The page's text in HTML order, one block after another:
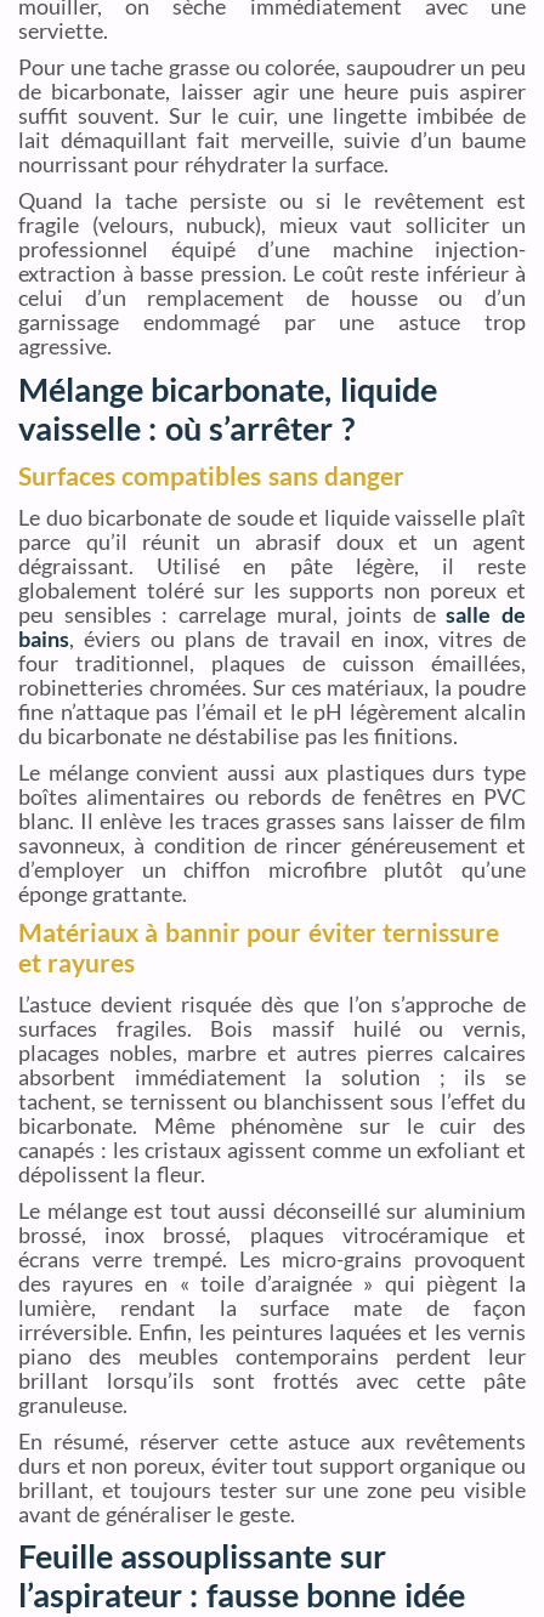
mouiller, on sèche immédiatement avec une
serviette.
Pour une tache grasse ou colorée, saupoudrer un peu
de bicarbonate, laisser agir une heure puis aspirer
suffit souvent. Sur le cuir, une lingette imbibée de
lait démaquillant fait merveille, suivie d’un baume
nourrissant pour réhydrater la surface.
Quand la tache persiste ou si le revêtement est
fragile (velours, nubuck), mieux vaut solliciter un
professionnel équipé d’une machine injection-
extraction à basse pression. Le coût reste inférieur à
celui d’un remplacement de housse ou d’un
garnissage endommagé par une astuce trop
agressive.
Mélange bicarbonate, liquide
vaisselle : où s’arrêter ?
Surfaces compatibles sans danger
Le duo bicarbonate de soude et liquide vaisselle plaît
parce qu’il réunit un abrasif doux et un agent
dégraissant. Utilisé en pâte légère, il reste
globalement toléré sur les supports non poreux et
peu sensibles : carrelage mural, joints desalle de
bains, éviers ou plans de travail en inox, vitres de
four traditionnel, plaques de cuisson émaillées,
robinetteries chromées. Sur ces matériaux, la poudre
fine n’attaque pas l’émail et le pH légèrement alcalin
du bicarbonate ne déstabilise pas les finitions.
Le mélange convient aussi aux plastiques durs type
boîtes alimentaires ou rebords de fenêtres en PVC
blanc. Il enlève les traces grasses sans laisser de film
savonneux, à condition de rincer généreusement et
d’employer un chiffon microfibre plutôt qu’une
éponge grattante.
Matériaux à bannir pour éviter ternissure
et rayures
L’astuce devient risquée dès que l’on s’approche de
surfaces fragiles. Bois massif huilé ou vernis,
placages nobles, marbre et autres pierres calcaires
absorbent immédiatement la solution ; ils se
tachent, se ternissent ou blanchissent sous l’effet du
bicarbonate. Même phénomène sur le cuir des
canapés : les cristaux agissent comme un exfoliant et
dépolissent la fleur.
Le mélange est tout aussi déconseillé sur aluminium
brossé, inox brossé, plaques vitrocéramique et
écrans verre trempé. Les micro-grains provoquent
des rayures en « toile d’araignée » qui piègent la
lumière, rendant la surface mate de façon
irréversible. Enfin, les peintures laquées et les vernis
piano des meubles contemporains perdent leur
brillant lorsqu’ils sont frottés avec cette pâte
granuleuse.
En résumé, réserver cette astuce aux revêtements
durs et non poreux, éviter tout support organique ou
brillant, et toujours tester sur une zone peu visible
avant de généraliser le geste.
Feuille assouplissante sur
l’aspirateur : fausse bonne idée